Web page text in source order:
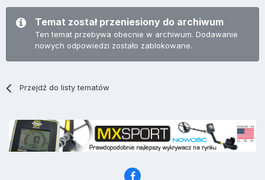
Temat został przeniesiony do archiwum
Ten temat przebywa obecnie w archiwum. Dodawanie
nowych odpowiedzi zostało zablokowane.
Przejdź do listy tematów